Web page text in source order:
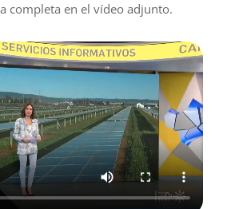
completa en el vídeo adjunto.